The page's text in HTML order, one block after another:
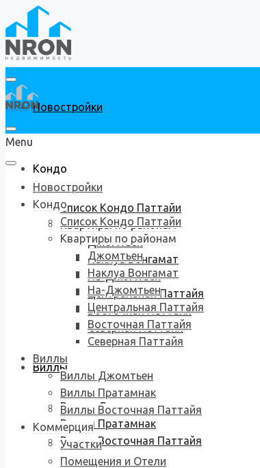
Новостройки
Кондо
Список Кондо Паттайи
Квартиры по районам
Джомтьен
Наклуа Вонгамат
На-Джомтьен
Центральная Паттайя
Восточная Паттайя
Северная Паттайя
Виллы
Виллы Джомтьен
Виллы Пратамнак
Виллы Восточная Паттайя
Menu
Новостройки
Кондо
Список Кондо Паттайи
Квартиры по районам
Джомтьен
Наклуа Вонгамат
На-Джомтьен
Центральная Паттайя
Восточная Паттайя
Северная Паттайя
Виллы
Виллы Джомтьен
Виллы Пратамнак
Виллы Восточная Паттайя
Коммерция
Участки
Помещения и Отели